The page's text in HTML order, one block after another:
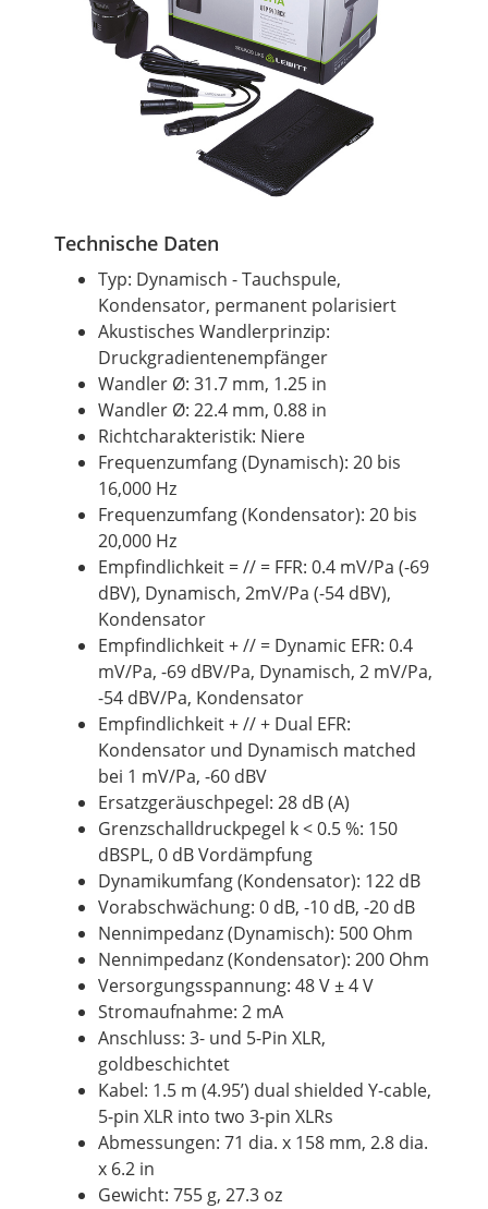
Technische Daten
Typ: Dynamisch - Tauchspule,
Kondensator, permanent polarisiert
Akustisches Wandlerprinzip:
Druckgradientenempfänger
Wandler Ø: 31.7 mm, 1.25 in
Wandler Ø: 22.4 mm, 0.88 in
Richtcharakteristik: Niere
Frequenzumfang (Dynamisch): 20 bis
16,000 Hz
Frequenzumfang (Kondensator): 20 bis
20,000 Hz
Empfindlichkeit = // = FFR: 0.4 mV/Pa (-69
dBV), Dynamisch, 2mV/Pa (-54 dBV),
Kondensator
Empfindlichkeit + // = Dynamic EFR: 0.4
mV/Pa, -69 dBV/Pa, Dynamisch, 2 mV/Pa,
-54 dBV/Pa, Kondensator
Empfindlichkeit + // + Dual EFR:
Kondensator und Dynamisch matched
bei 1 mV/Pa, -60 dBV
Ersatzgeräuschpegel: 28 dB (A)
Grenzschalldruckpegel k < 0.5 %: 150
dBSPL, 0 dB Vordämpfung
Dynamikumfang (Kondensator): 122 dB
Vorabschwächung: 0 dB, -10 dB, -20 dB
Nennimpedanz (Dynamisch): 500 Ohm
Nennimpedanz (Kondensator): 200 Ohm
Versorgungsspannung: 48 V ± 4 V
Stromaufnahme: 2 mA
Anschluss: 3- und 5-Pin XLR,
goldbeschichtet
Kabel: 1.5 m (4.95’) dual shielded Y-cable,
5-pin XLR into two 3-pin XLRs
Abmessungen: 71 dia. x 158 mm, 2.8 dia.
x 6.2 in
Gewicht: 755 g, 27.3 oz